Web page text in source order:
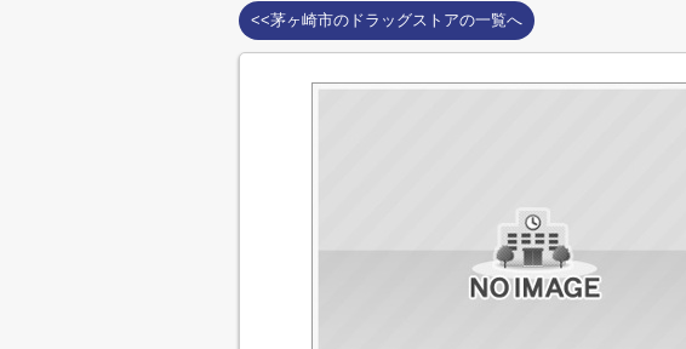
<<茅ヶ崎市のドラッグストアの一覧へ